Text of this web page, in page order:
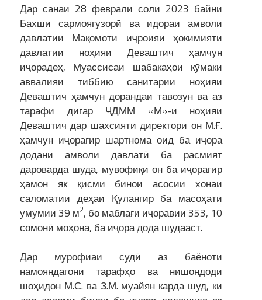
Дар санаи 28 феврали соли 2023 байни
Бахши сармоягузорӣ ва идораи амволи
давлатии Мақомоти иҷроияи ҳокимияти
давлатии ноҳияи Деваштич ҳамчун
иҷорадеҳ, Муассисаи шабакаҳои кӯмаки
аввалияи тиббию санитарии ноҳияи
Деваштич ҳамчун дорандаи тавозун ва аз
тарафи дигар ҶДММ «М»-и ноҳияи
Деваштич дар шахсияти директори он М.Ғ.
ҳамчун иҷорагир шартнома оид ба иҷора
додани амволи давлатӣ ба расмият
дароварда шуда, мувофиқи он ба иҷорагир
ҳамон як қисми бинои асосии хонаи
саломатии деҳаи Қулангир ба масоҳати
умумии 39 м2, бо маблағи иҷоравии 353, 10
сомонӣ моҳона, ба иҷора дода шудааст.
Дар мурофиаи судӣ аз баёноти
намояндагони тарафҳо ва нишондоди
шоҳидон М.С. ва З.М. муайян карда шуд, ки